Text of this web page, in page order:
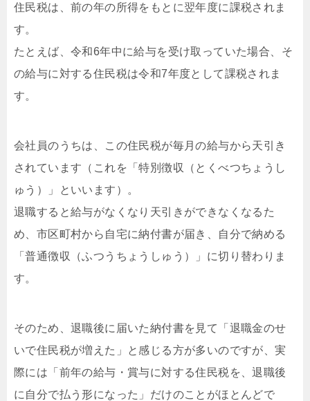
住民税は、前の年の所得をもとに翌年度に課税されま
す。
たとえば、令和6年中に給与を受け取っていた場合、そ
の給与に対する住民税は令和7年度として課税されま
す。
会社員のうちは、この住民税が毎月の給与から天引き
されています（これを「特別徴収（とくべつちょうし
ゅう）」といいます）。
退職すると給与がなくなり天引きができなくなるた
め、市区町村から自宅に納付書が届き、自分で納める
「普通徴収（ふつうちょうしゅう）」に切り替わりま
す。
そのため、退職後に届いた納付書を見て「退職金のせ
いで住民税が増えた」と感じる方が多いのですが、実
際には「前年の給与・賞与に対する住民税を、退職後
に自分で払う形になった」だけのことがほとんどで